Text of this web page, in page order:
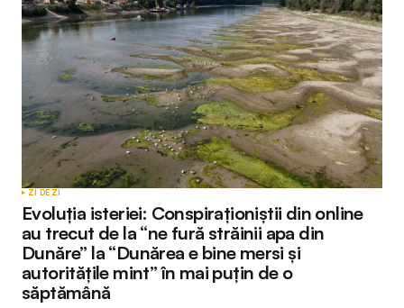
ZI DE ZI
Evoluția isteriei: Conspiraționiștii din online
au trecut de la “ne fură străinii apa din
Dunăre” la “Dunărea e bine mersi și
autoritățile mint” în mai puțin de o
săptămână